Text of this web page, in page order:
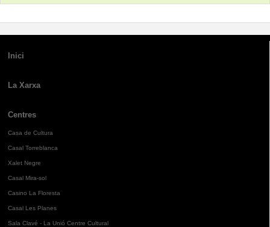
Inici
La Xarxa
Centres
Casa de Cultura
Casal Torreblanca
Xalet Negre
Casal Mira-sol
Casino La Floresta
Casal Les Planes
Sala Clavé - La Unió Centre Cultural